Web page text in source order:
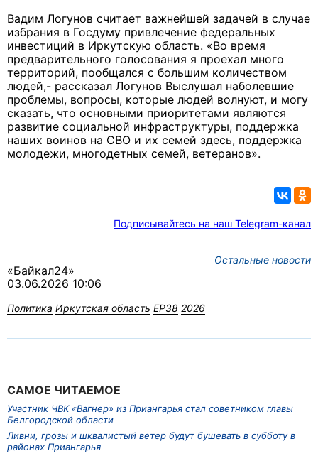
Вадим Логунов считает важнейшей задачей в случае
избрания в Госдуму привлечение федеральных
инвестиций в Иркутскую область. «Во время
предварительного голосования я проехал много
территорий, пообщался с большим количеством
людей,- рассказал Логунов Выслушал наболевшие
проблемы, вопросы, которые людей волнуют, и могу
сказать, что основными приоритетами являются
развитие социальной инфраструктуры, поддержка
наших воинов на СВО и их семей здесь, поддержка
молодежи, многодетных семей, ветеранов».
Подписывайтесь на наш Telegram-канал
Остальные новости
«Байкал24»
03.06.2026 10:06
Политика Иркутская область ЕР38 2026
САМОЕ ЧИТАЕМОЕ
Участник ЧВК «Вагнер» из Приангарья стал советником главы
Белгородской области
Ливни, грозы и шквалистый ветер будут бушевать в субботу в
районах Приангарья